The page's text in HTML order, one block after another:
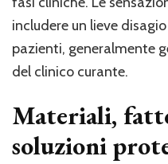
includere un lieve
pazienti, generalmente
del clinico curante.
Materiali,
soluzioni